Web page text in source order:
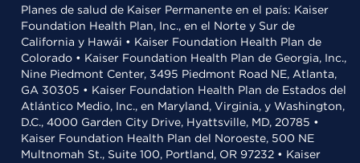
Planes de salud de Kaiser Permanente en el país: Kaiser
Foundation Health Plan, Inc., en el Norte y Sur de
California y Hawái • Kaiser Foundation Health Plan de
Colorado • Kaiser Foundation Health Plan de Georgia, Inc.,
Nine Piedmont Center, 3495 Piedmont Road NE, Atlanta,
GA 30305 • Kaiser Foundation Health Plan de Estados del
Atlántico Medio, Inc., en Maryland, Virginia, y Washington,
D.C., 4000 Garden City Drive, Hyattsville, MD, 20785 •
Kaiser Foundation Health Plan del Noroeste, 500 NE
Multnomah St., Suite 100, Portland, OR 97232 • Kaiser